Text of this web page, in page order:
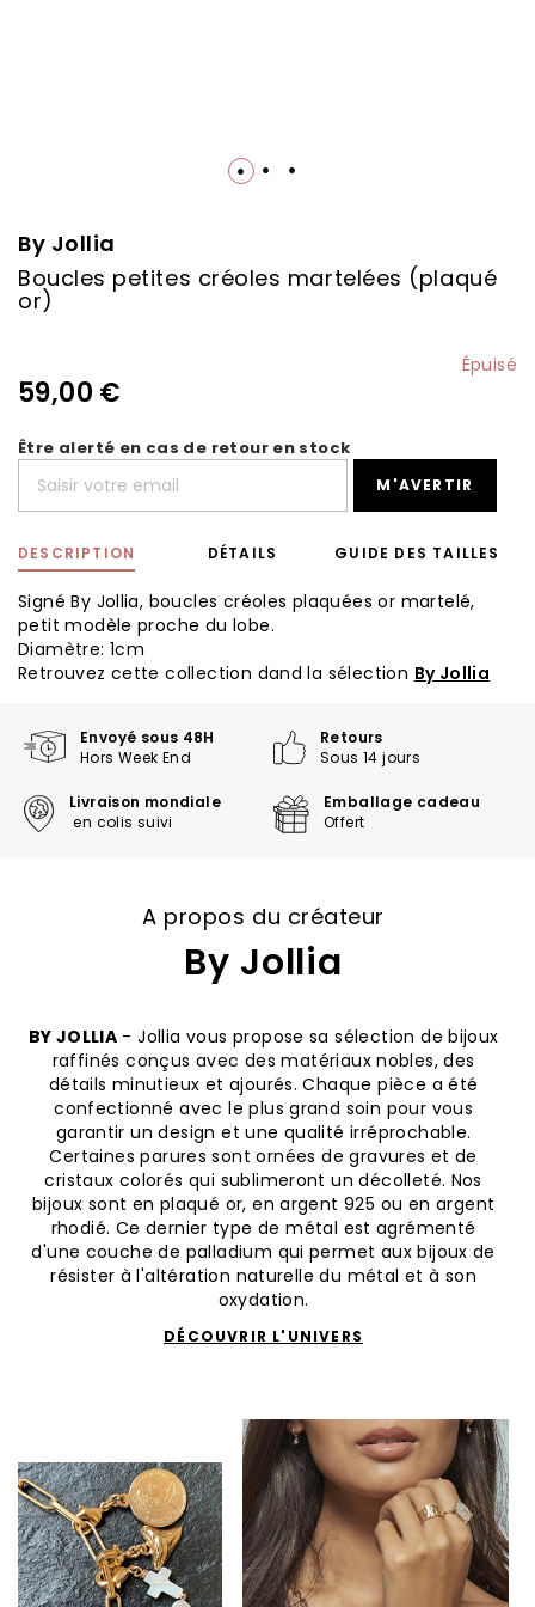
By Jollia
Boucles petites créoles martelées (plaqué
or)
Épuisé
59,00 €
Être alerté en cas de retour en stock
M'AVERTIR
DESCRIPTION
Signé By Jollia, boucles créoles plaquées or martelé,
petit modèle proche du lobe.
Diamètre: 1cm
Retrouvez cette collection dand la sélection By Jollia
DÉTAILS GUIDE DES TAILLES
the
beginning
of
the
Envoyé sous 48H
Hors Week End
Retours
Sous 14 jours
Livraison mondiale
en colis suivi
Emballage cadeau
Offert
A propos du créateur
By Jollia
BY JOLLIA - Jollia vous propose sa sélection de bijoux
raffinés conçus avec des matériaux nobles, des
détails minutieux et ajourés. Chaque pièce a été
confectionné avec le plus grand soin pour vous
garantir un design et une qualité irréprochable.
Certaines parures sont ornées de gravures et de
cristaux colorés qui sublimeront un décolleté. Nos
bijoux sont en plaqué or, en argent 925 ou en argent
rhodié. Ce dernier type de métal est agrémenté
d'une couche de palladium qui permet aux bijoux de
résister à l'altération naturelle du métal et à son
oxydation.
DÉCOUVRIR L'UNIVERS